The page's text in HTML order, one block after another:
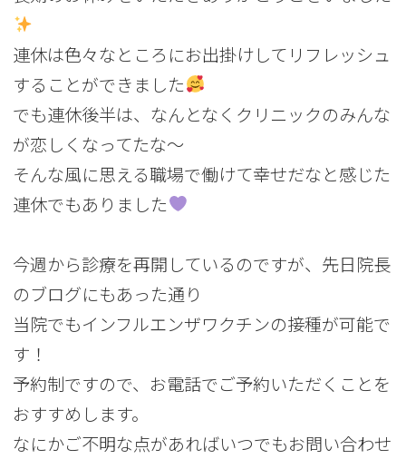
連休は色々なところにお出掛けしてリフレッシュ
することができました
でも連休後半は、なんとなくクリニックのみんな
が恋しくなってたな～
そんな風に思える職場で働けて幸せだなと感じた
連休でもありました
今週から診療を再開しているのですが、先日院長
のブログにもあった通り
当院でもインフルエンザワクチンの接種が可能で
す！
予約制ですので、お電話でご予約いただくことを
おすすめします。
なにかご不明な点があればいつでもお問い合わせ